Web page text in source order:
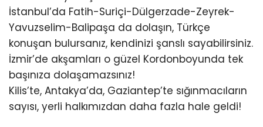
İstanbul’da Fatih-Suriçi-Dülgerzade-Zeyrek-
Yavuzselim-Balipaşa da dolaşın, Türkçe
konuşan bulursanız, kendinizi şanslı sayabilirsiniz.
İzmir’de akşamları o güzel Kordonboyunda tek
başınıza dolaşamazsınız!
Kilis’te, Antakya’da, Gaziantep’te sığınmacıların
sayısı, yerli halkımızdan daha fazla hale geldi!